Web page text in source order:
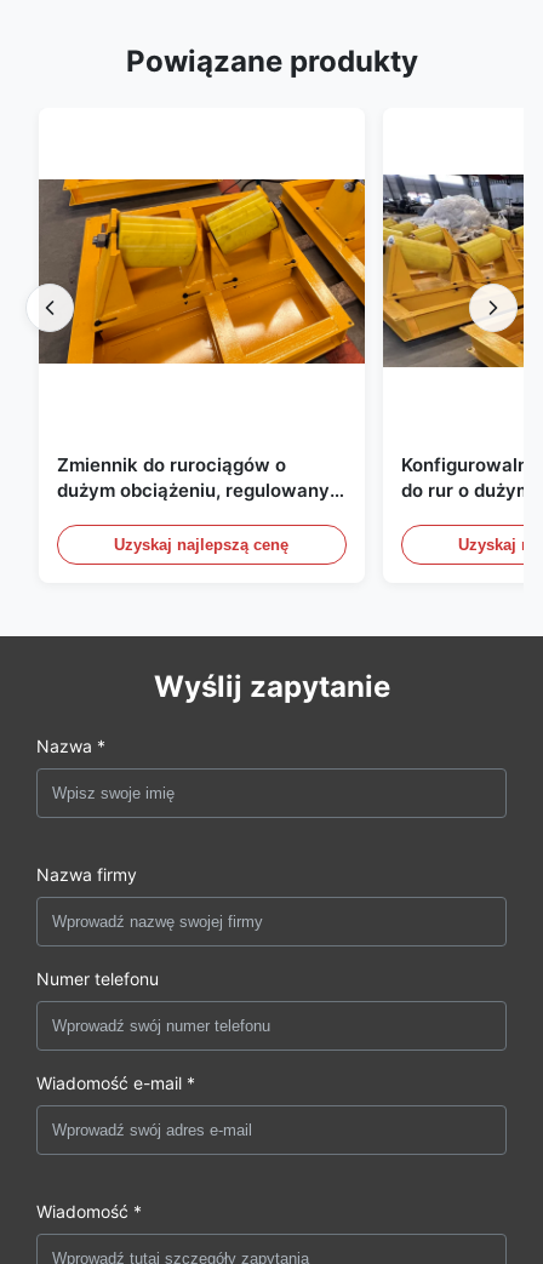
Powiązane produkty
Zmiennik do rurociągów o
dużym obciążeniu, regulowany
zużycie rolkami powlekanymi
PU
Uzyskaj najlepszą cenę
do rur o dużym
produkcji rur
Uzyskaj
Wyślij zapytanie
Nazwa *
Nazwa firmy
Numer telefonu
Wiadomość e-mail *
Wiadomość *